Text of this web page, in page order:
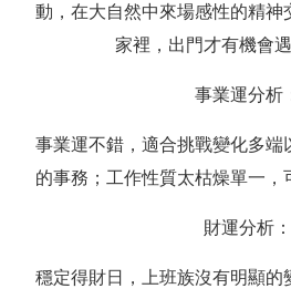
動，在大自然中來場感性的精神
家裡，出門才有機會
事業運分析
事業運不錯，適合挑戰變化多端
的事務；工作性質太枯燥單一，
財運分析：
穩定得財日，上班族沒有明顯的